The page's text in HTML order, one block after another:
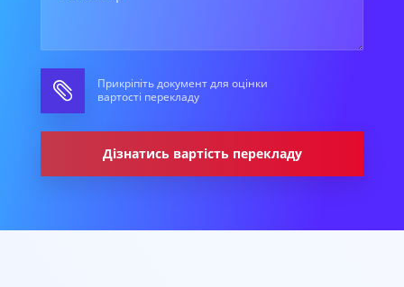
Прикріпіть документ для оцінки
вартості перекладу
Дізнатись вартість перекладу